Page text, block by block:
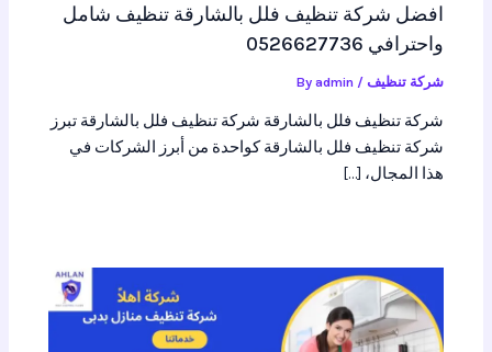
افضل شركة تنظيف فلل بالشارقة تنظيف شامل
واحترافي 0526627736
شركة تنظيف / By
admin
شركة تنظيف فلل بالشارقة شركة تنظيف فلل بالشارقة تبرز
شركة تنظيف فلل بالشارقة كواحدة من أبرز الشركات في
هذا المجال، […]